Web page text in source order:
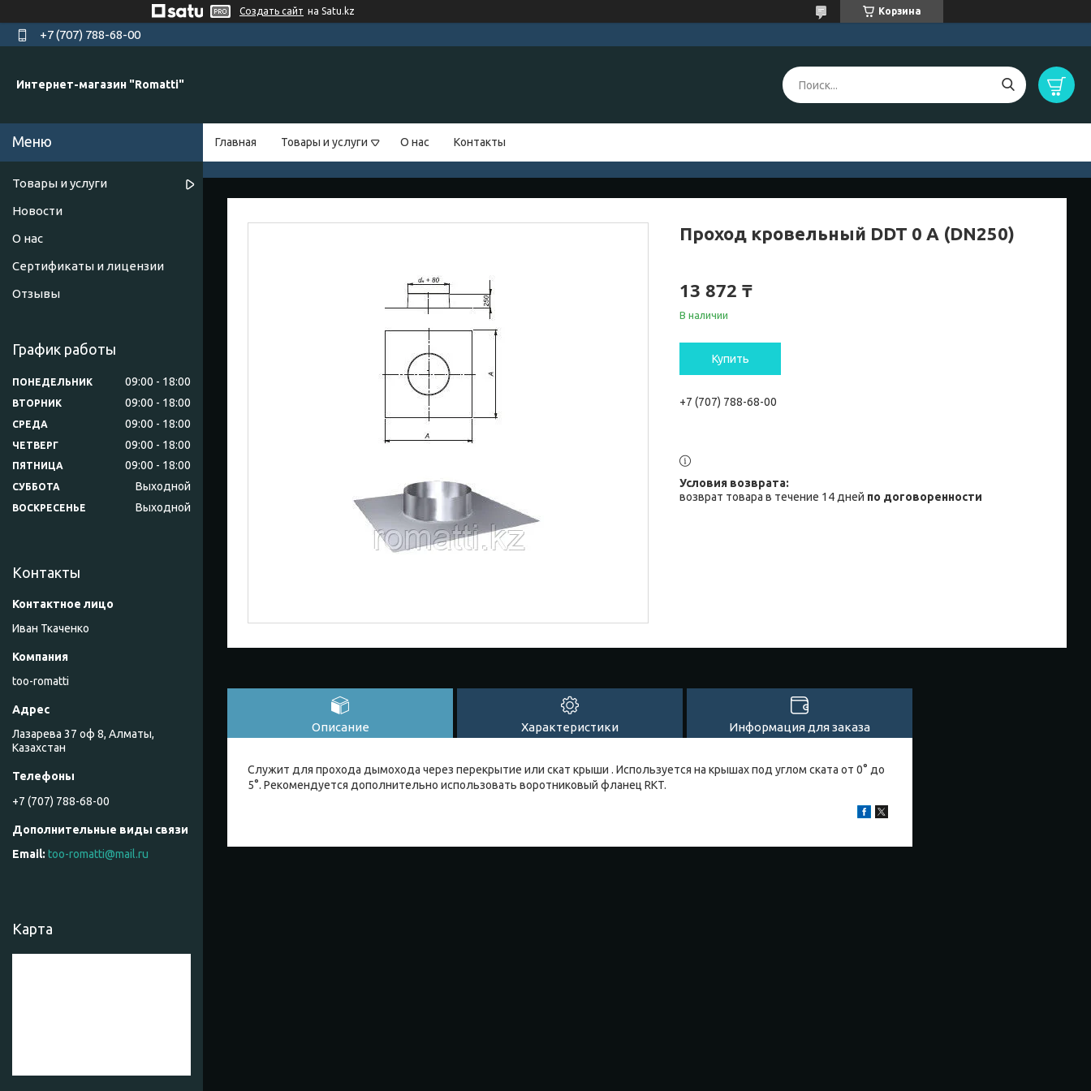
Создать сайт на Satu.kz Корзина
+7 (707) 788-68-00
Интернет-магазин "Romatti"
Главная Товары и услуги О нас Контакты
Проход кровельный DDT 0 А (DN250)
13 872 ₸
В наличии
Купить
+7 (707) 788-68-00
возврат товара в течение 14 дней по договоренности
Описание Характеристики Информация для заказа
Служит для прохода дымохода через перекрытие или скат крыши . Используется на крышах под углом ската от 0° до
5°. Рекомендуется дополнительно использовать воротниковый фланец RKT.
Товары и услуги
Новости
О нас
Сертификаты и лицензии
Отзывы
График работы
ПОНЕДЕЛЬНИК 09:00 18:00
ВТОРНИК 09:00 18:00
СРЕДА 09:00 18:00
ЧЕТВЕРГ 09:00 18:00
ПЯТНИЦА 09:00 18:00
СУББОТА Выходной
ВОСКРЕСЕНЬЕ Выходной
Контакты
Иван Ткаченко
too-romatti
Лазарева 37 оф 8, Алматы,
Казахстан
+7 (707) 788-68-00
too-romatti@mail.ru
Карта